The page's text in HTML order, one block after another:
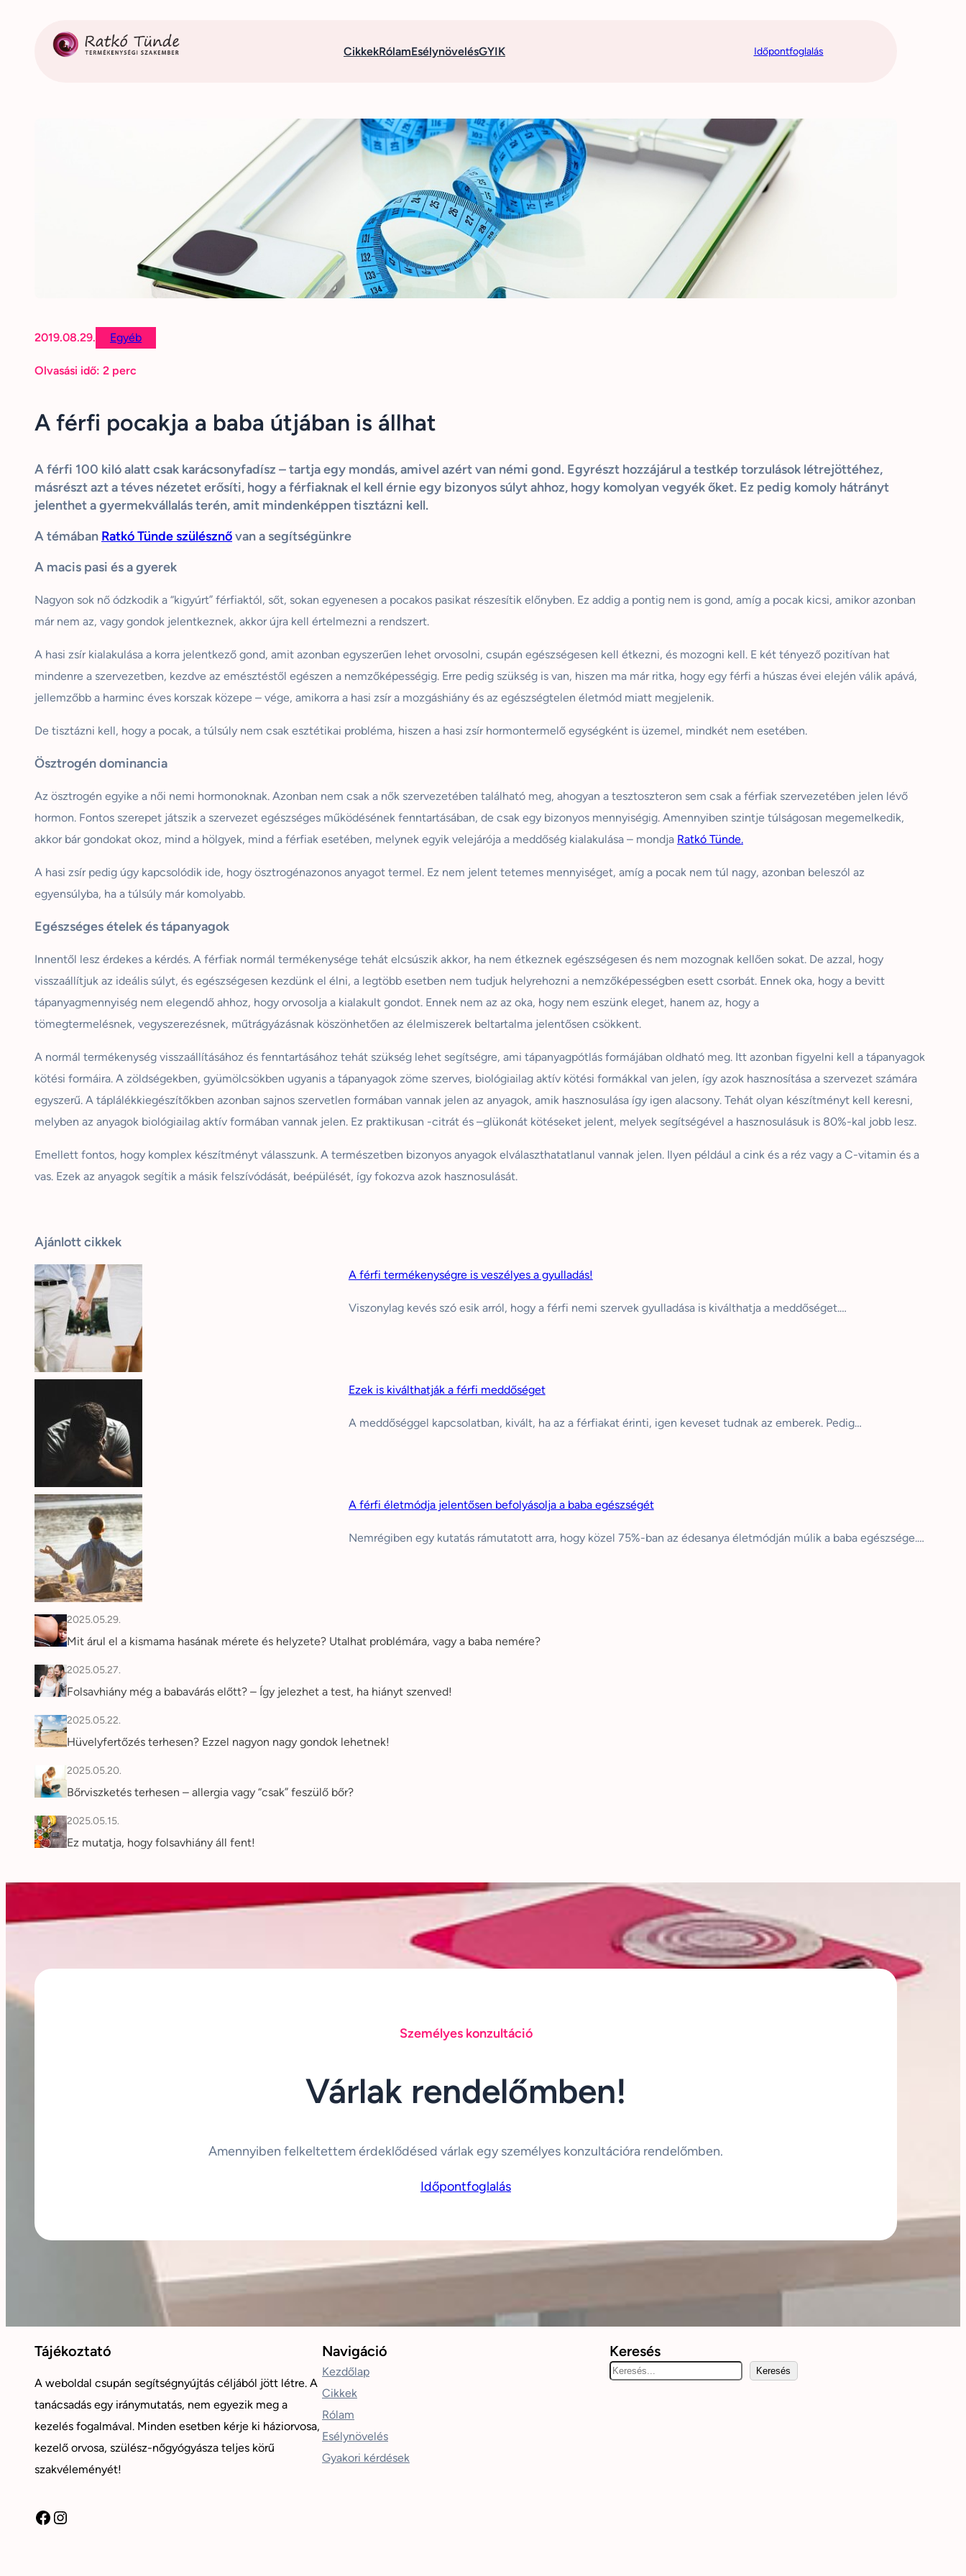
tartalomhoz
CikkekRólamEsélynövelésGYIK Időpontfoglalás
2019.08.29. Egyéb
Olvasási idő: 2 perc
A férfi pocakja a baba útjában is állhat
A férfi 100 kiló alatt csak karácsonyfadísz – tartja egy mondás, amivel azért van némi gond. Egyrészt hozzájárul a testkép torzulások létrejöttéhez,
másrészt azt a téves nézetet erősíti, hogy a férfiaknak el kell érnie egy bizonyos súlyt ahhoz, hogy komolyan vegyék őket. Ez pedig komoly hátrányt
jelenthet a gyermekvállalás terén, amit mindenképpen tisztázni kell.
A témában RatkóTünde szülésznővan a segítségünkre
A macis pasi és a gyerek
Nagyon sok nő ódzkodik a “kigyúrt” férfiaktól, sőt, sokan egyenesen a pocakos pasikat részesítik előnyben. Ez addig a pontig nem is gond, amíg a pocak kicsi, amikor azonban
már nem az, vagy gondok jelentkeznek, akkor újra kell értelmezni a rendszert.
A hasi zsír kialakulása a korra jelentkező gond, amit azonban egyszerűen lehet orvosolni, csupán egészségesen kell étkezni, és mozogni kell. E két tényező pozitívan hat
mindenre a szervezetben, kezdve az emésztéstől egészen a nemzőképességig. Erre pedig szükség is van, hiszen ma már ritka, hogy egy férfi a húszas évei elején válik apává,
jellemzőbb a harminc éves korszak közepe – vége, amikorra a hasi zsír a mozgáshiány és az egészségtelen életmód miatt megjelenik.
De tisztázni kell, hogy a pocak, a túlsúly nem csak esztétikai probléma, hiszen a hasi zsír hormontermelő egységként is üzemel, mindkét nem esetében.
Ösztrogén dominancia
Az ösztrogén egyike a női nemi hormonoknak. Azonban nem csak a nők szervezetében található meg, ahogyan a tesztoszteron sem csak a férfiak szervezetében jelen lévő
hormon. Fontos szerepet játszik a szervezet egészséges működésének fenntartásában, de csak egy bizonyos mennyiségig. Amennyiben szintje túlságosan megemelkedik,
akkor bár gondokat okoz, mind a hölgyek, mind a férfiak esetében, melynek egyik velejárója a meddőség kialakulása – mondja Ratkó Tünde.
A hasi zsír pedig úgy kapcsolódik ide, hogy ösztrogénazonos anyagot termel. Ez nem jelent tetemes mennyiséget, amíg a pocak nem túl nagy, azonban beleszól az
egyensúlyba, ha a túlsúly már komolyabb.
Egészséges ételek és tápanyagok
Innentől lesz érdekes a kérdés. A férfiak normál termékenysége tehát elcsúszik akkor, ha nem étkeznek egészségesen és nem mozognak kellően sokat. De azzal, hogy
visszaállítjuk az ideális súlyt, és egészségesen kezdünk el élni, a legtöbb esetben nem tudjuk helyrehozni a nemzőképességben esett csorbát. Ennek oka, hogy a bevitt
tápanyagmennyiség nem elegendő ahhoz, hogy orvosolja a kialakult gondot. Ennek nem az az oka, hogy nem eszünk eleget, hanem az, hogy a
tömegtermelésnek, vegyszerezésnek, műtrágyázásnak köszönhetően az élelmiszerek beltartalma jelentősen csökkent.
A normál termékenység visszaállításához és fenntartásához tehát szükség lehet segítségre, ami tápanyagpótlás formájában oldható meg. Itt azonban figyelni kell a tápanyagok
kötési formáira. A zöldségekben, gyümölcsökben ugyanis a tápanyagok zöme szerves, biológiailag aktív kötési formákkal van jelen, így azok hasznosítása a szervezet számára
egyszerű. A táplálékkiegészítőkben azonban sajnos szervetlen formában vannak jelen az anyagok, amik hasznosulása így igen alacsony. Tehát olyan készítményt kell keresni,
melyben az anyagok biológiailag aktív formában vannak jelen. Ez praktikusan -citrát és –glükonát kötéseket jelent, melyek segítségével a hasznosulásuk is 80%-kal jobb lesz.
Emellett fontos, hogy komplex készítményt válasszunk. A természetben bizonyos anyagok elválaszthatatlanul vannak jelen. Ilyen például a cink és a réz vagy a C-vitamin és a
vas. Ezek az anyagok segítik a másik felszívódását, beépülését, így fokozva azok hasznosulását.
Ajánlott cikkek
A férfi termékenységre is veszélyes a gyulladás!
Viszonylag kevés szó esik arról, hogy a férfi nemi szervek gyulladása is kiválthatja a meddőséget.…
Ezek is kiválthatják a férfi meddőséget
A meddőséggel kapcsolatban, kivált, ha az a férfiakat érinti, igen keveset tudnak az emberek. Pedig…
A férfi életmódja jelentősen befolyásolja a baba egészségét
Nemrégiben egy kutatás rámutatott arra, hogy közel 75%-ban az édesanya életmódján múlik a baba egészsége.…
2025.05.29.
Mit árul el a kismama hasának mérete és helyzete? Utalhat problémára, vagy a baba nemére?
2025.05.27.
Folsavhiány még a babavárás előtt? – Így jelezhet a test, ha hiányt szenved!
2025.05.22.
Hüvelyfertőzés terhesen? Ezzel nagyon nagy gondok lehetnek!
2025.05.20.
Bőrviszketés terhesen – allergia vagy “csak” feszülő bőr?
2025.05.15.
Ez mutatja, hogy folsavhiány áll fent!
Személyes konzultáció
Várlak rendelőmben!
Amennyiben felkeltettem érdeklődésed várlak egy személyes konzultációra rendelőmben.
Időpontfoglalás
Tájékoztató
A weboldal csupán segítségnyújtás céljából jött létre. A
tanácsadás egy iránymutatás, nem egyezik meg a
kezelés fogalmával. Minden esetben kérje ki háziorvosa,
kezelő orvosa, szülész-nőgyógyásza teljes körű
szakvéleményét!
Facebook Instagram
Navigáció
Kezdőlap
Cikkek
Rólam
Esélynövelés
Gyakori kérdések
Keresés
K
Keresés